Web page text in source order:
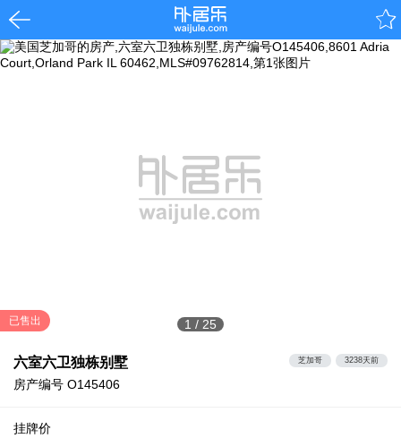
1 / 25
已售出
六室六卫独栋别墅
房产编号 O145406
芝加哥 3238天前
挂牌价